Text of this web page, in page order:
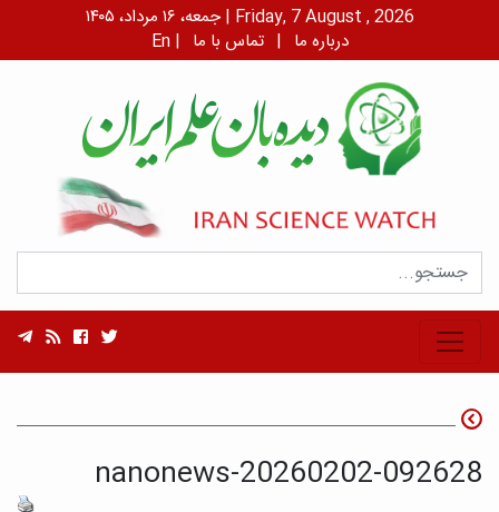
جمعه، ۱۶ مرداد، ۱۴۰۵ | Friday, 7 August , 2026
En | درباره ما | تماس با ما
nanonews-20260202-092628